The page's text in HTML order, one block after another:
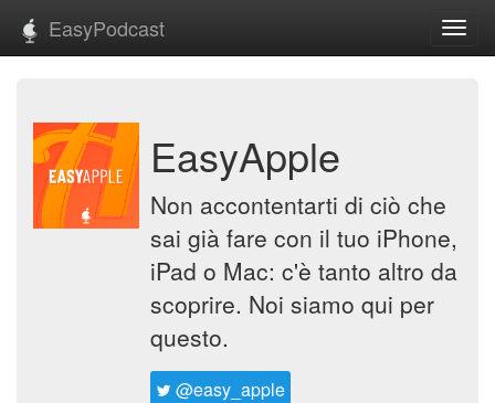
EasyPodcast
EasyApple
Non accontentarti di ciò che
sai già fare con il tuo iPhone,
iPad o Mac: c'è tanto altro da
scoprire. Noi siamo qui per
questo.
@easy_apple